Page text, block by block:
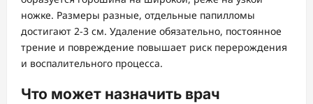
ножке. Размеры разные, отдельные папилломы
достигают 2-3 см. Удаление обязательно, постоянное
трение и повреждение повышает риск перерождения
и воспалительного процесса.
Что может назначить врач